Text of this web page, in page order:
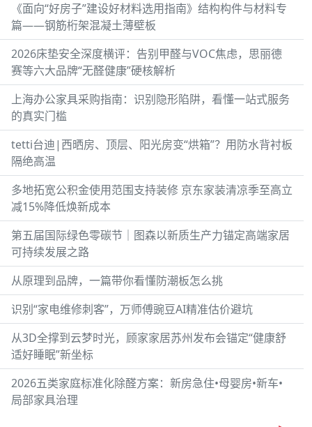
《面向“好房子”建设好材料选用指南》结构构件与材料专
篇——钢筋桁架混凝土薄壁板
2026床垫安全深度横评：告别甲醛与VOC焦虑，思丽德
赛等六大品牌“无醛健康”硬核解析
上海办公家具采购指南：识别隐形陷阱，看懂一站式服务
的真实门槛
tetti台迪|西晒房、顶层、阳光房变“烘箱”？用防水背衬板
隔绝高温
多地拓宽公积金使用范围支持装修 京东家装清凉季至高立
减15%降低焕新成本
第五届国际绿色零碳节｜图森以新质生产力锚定高端家居
可持续发展之路
从原理到品牌，一篇带你看懂防潮板怎么挑
识别“家电维修刺客”，万师傅豌豆AI精准估价避坑
从3D全撑到云梦时光，顾家家居苏州发布会锚定“健康舒
适好睡眠”新坐标
2026五类家庭标准化除醛方案：新房急住•母婴房•新车•
局部家具治理